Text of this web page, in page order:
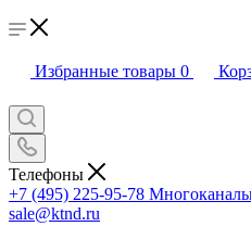
Избранные товары 0
Телефоны
+7 (495) 225-95-78
sale@ktnd.ru